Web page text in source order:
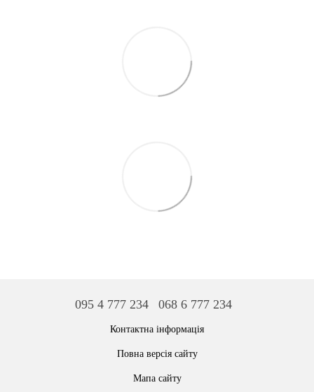
095 4 777 234 068 6 777 234
Контактна інформація
Повна версія сайту
Мапа сайту